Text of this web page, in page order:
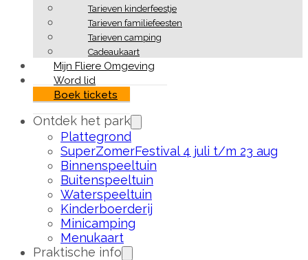
Tarieven kinderfeestje
Tarieven familiefeesten
Tarieven camping
Cadeaukaart
Mijn Fliere Omgeving
Word lid
Boek tickets
Ontdek het park
Plattegrond
SuperZomerFestival 4 juli t/m 23 aug
Binnenspeeltuin
Buitenspeeltuin
Waterspeeltuin
Kinderboerderij
Minicamping
Menukaart
Praktische info